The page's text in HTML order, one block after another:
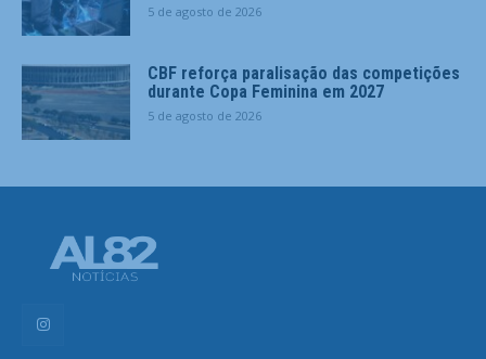
5 de agosto de 2026
CBF reforça paralisação das competições
durante Copa Feminina em 2027
5 de agosto de 2026